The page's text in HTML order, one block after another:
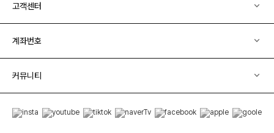
고객센터
계좌번호
커뮤니티